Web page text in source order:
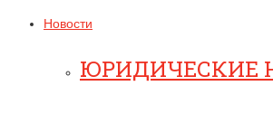
Новости
ЮРИДИЧЕСКИЕ